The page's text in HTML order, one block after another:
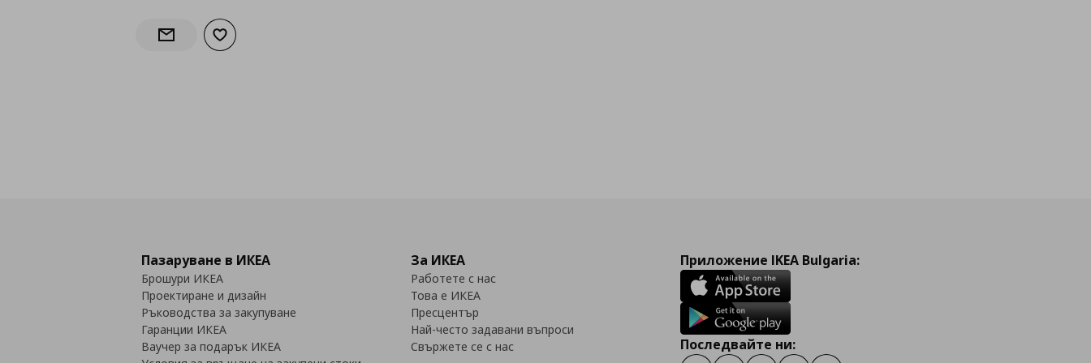
Информирай ме за наличност
Добави към списъка с любими
Пазаруване в ИКЕА
Брошури ИКЕА
Проектиране и дизайн
Ръководства за закупуване
Гаранции ИКЕА
Ваучер за подарък ИКЕА
За ИКЕА
Работете с нас
Това е ИКЕА
Пресцентър
Най-често задавани въпроси
Свържете се с нас
Приложение IKEA Bulgaria:
Последвайте ни: